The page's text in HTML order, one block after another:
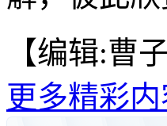
【编辑:曹
更多精彩